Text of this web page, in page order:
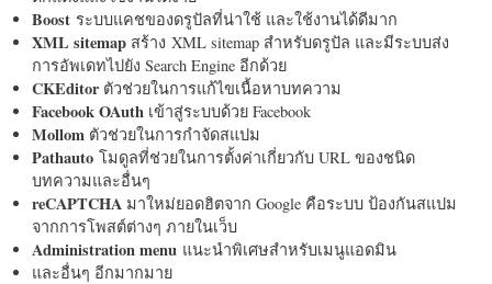
Boost ระบบแคชของดรูปัลที่น่าใช้ และใช้งานได้ดีมาก
XML sitemap สร้าง XML sitemap สำหรับดรูปัล และมีระบบส่ง
การอัพเดทไปยัง Search Engine อีกด้วย
CKEditorตัวช่วยในการแก้ไขเนื้อหาบทความ
Facebook OAuth เข้าสู่ระบบด้วย Facebook
Mollom ตัวช่วยในการกำจัดสแปม
Pathauto โมดูลที่ช่วยในการตั้งค่าเกี่ยวกับ URL ของชนิด
บทความและอื่นๆ
reCAPTCHA มาใหม่ยอดฮิตจาก Google คือระบบ ป้องกันสแปม
จากการโพสต์ต่างๆ ภายในเว็บ
Administration menu แนะนำพิเศษสำหรับเมนูแอดมิน
และอื่นๆ อีกมากมาย